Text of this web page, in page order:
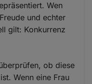
Wen
und echter
gilt: Konkurrenz
ob diese
Wenn eine Frau